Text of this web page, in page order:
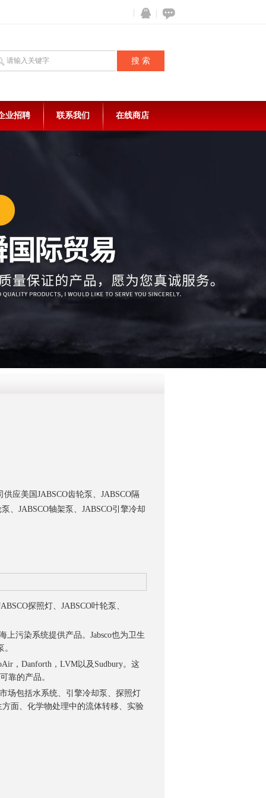
业招聘 联系我们 在线商店
应美国JABSCO齿轮泵、JABSCO隔
、JABSCO轴架泵、JABSCO引擎冷却
探照灯、JABSCO叶轮泵、
上污染系统提供产品。Jabsco也为卫生
，Danforth，LVM以及Sudbury。这
靠的产品。
场包括水系统、引擎冷却泵、探照灯
面、化学物处理中的流体转移、实验